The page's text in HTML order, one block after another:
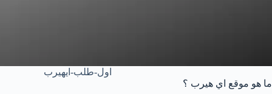
اول-طلب-ايهيرب
ما هو موقع اي هيرب ؟